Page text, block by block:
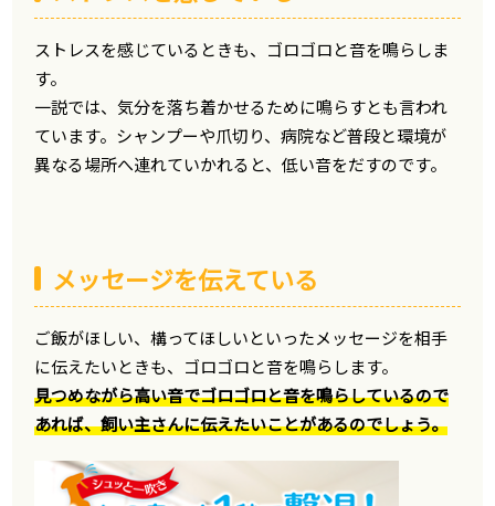
ストレスを感じているときも、ゴロゴロと音を鳴らしま
す。
一説では、気分を落ち着かせるために鳴らすとも言われ
ています。シャンプーや爪切り、病院など普段と環境が
異なる場所へ連れていかれると、低い音をだすのです。
メッセージを伝えている
ご飯がほしい、構ってほしいといったメッセージを相手
に伝えたいときも、ゴロゴロと音を鳴らします。
見つめながら高い音でゴロゴロと音を鳴らしているので
あれば、飼い主さんに伝えたいことがあるのでしょう。